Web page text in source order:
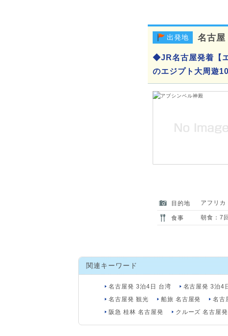
出発地 名古屋
◆JR名古屋発着【
のエジプト大周遊
目的地 アフリカ
食事 朝食：7
関連キーワード
名古屋発 3泊4日 台湾 名古屋発 3泊4
名古屋発 観光
船旅 名古屋発 名古
阪急 桂林 名古屋発
クルーズ 名古屋発